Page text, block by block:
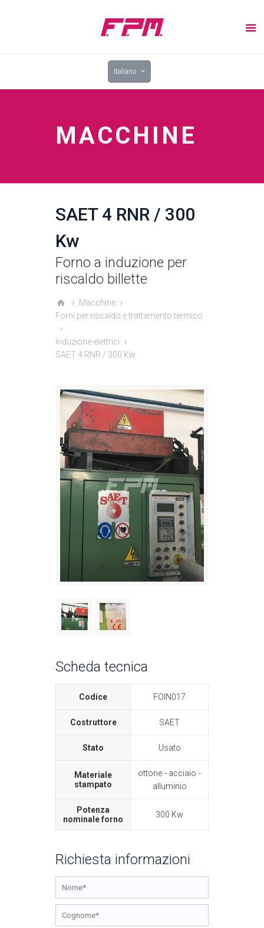
Italiano
MACCHINE
SAET 4 RNR / 300
Kw
Forno a induzione per
riscaldo billette
Macchine
Forni per riscaldo e trattamento termico
Induzione-elettrici
SAET 4 RNR / 300 Kw
Scheda tecnica
Codice FOIN017
Costruttore SAET
Stato Usato
Materiale
stampato
ottone
acciaio
alluminio
Potenza
nominale forno
300 Kw
Richiesta informazioni